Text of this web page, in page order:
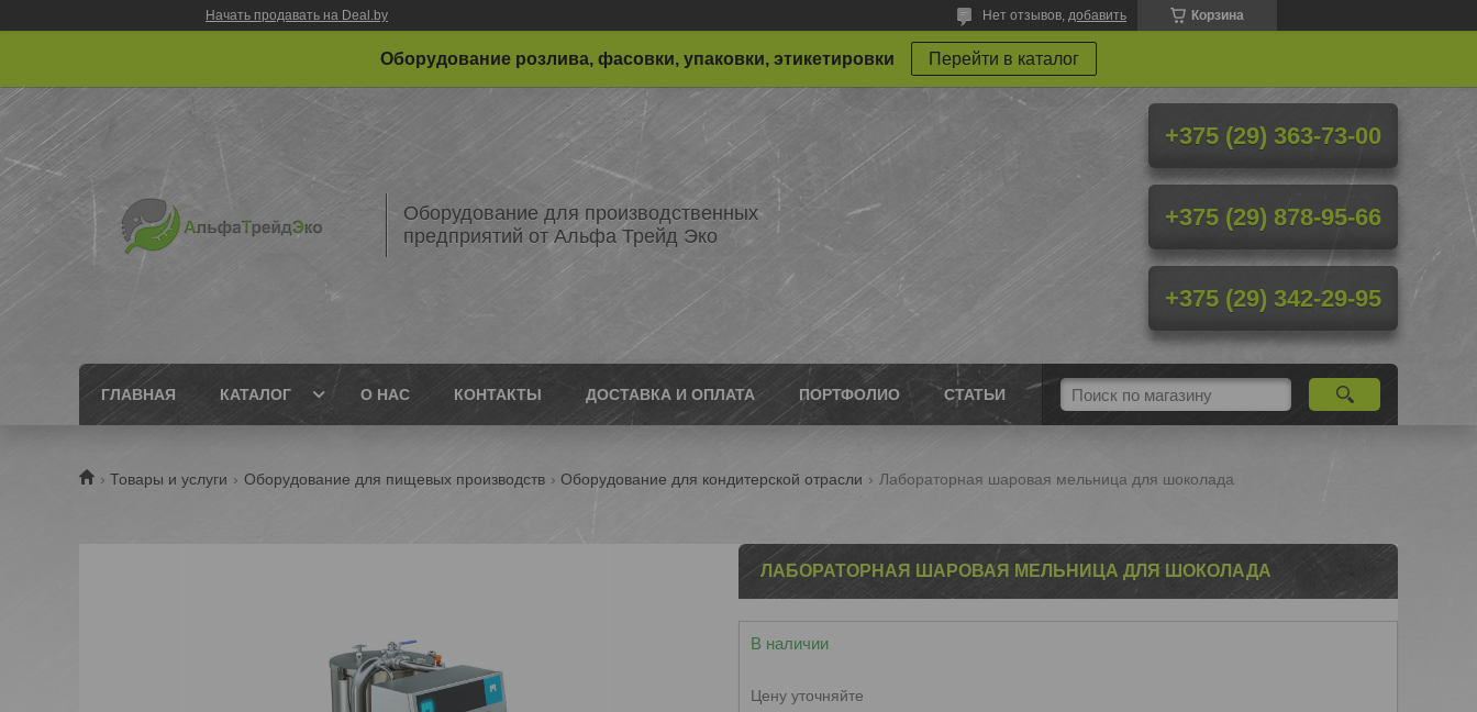
Начать продавать на Deal.by Корзина
Нет отзывов, добавить
Оборудование розлива, фасовки, упаковки, этикетировки Перейти в каталог
Оборудование для производственных
предприятий от Альфа Трейд Эко
+375 (29) 363-73-00
+375 (29) 878-95-66
+375 (29) 342-29-95
ГЛАВНАЯ КАТАЛОГ О НАС КОНТАКТЫ ДОСТАВКА И ОПЛАТА ПОРТФОЛИО СТАТЬИ
Товары и услуги Оборудование для пищевых производств Оборудование для кондитерской отрасли Лабораторная шаровая мельница для шоколада
ЛАБОРАТОРНАЯ ШАРОВАЯ МЕЛЬНИЦА ДЛЯ ШОКОЛАДА
В наличии
Цену уточняйте